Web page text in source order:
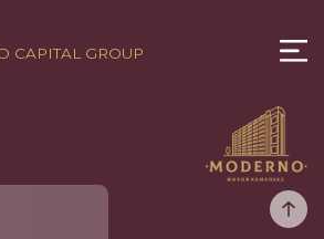
CAPITAL GROUP